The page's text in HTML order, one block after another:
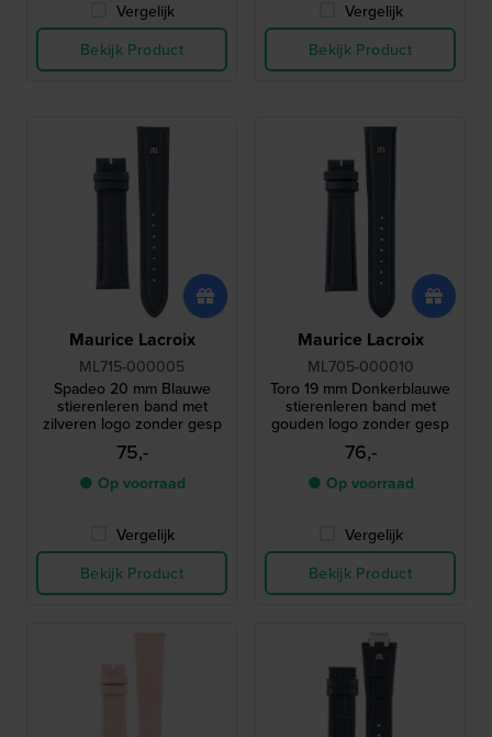
Vergelijk
Bekijk Product
Vergelijk
Bekijk Product
Maurice Lacroix
ML715-000005
Spadeo 20 mm Blauwe
stierenleren band met
zilveren logo zonder gesp
75,-
● Op voorraad
Vergelijk
Bekijk Product
Maurice Lacroix
ML705-000010
Toro 19 mm Donkerblauwe
stierenleren band met
gouden logo zonder gesp
76,-
● Op voorraad
Vergelijk
Bekijk Product